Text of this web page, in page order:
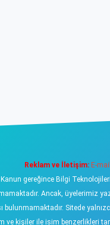
Reklam ve İletişim: E-
gereğince Bilgi
Ancak, üyelerimiz
bulunmamaktadır. Sitede
ve kişiler ile isim benzerlikleri